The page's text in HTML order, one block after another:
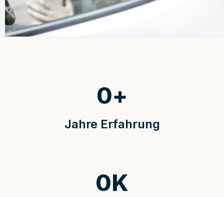
Jahre Erfahrung
0+
0K